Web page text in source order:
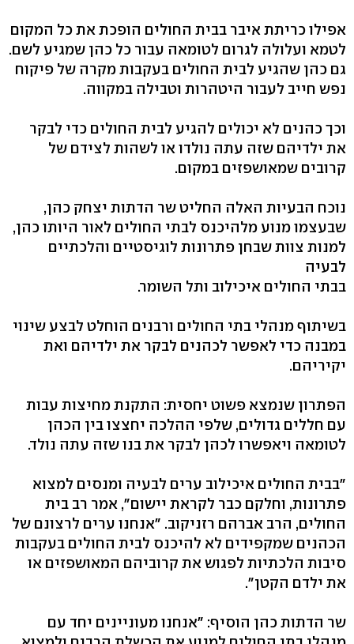
אפילו כריתת איבר בבית החולים הופכת את כל המקום
לטמא ועלולה לגרום לטומאה עבור כל כהן שמגיע לשם.
גם כהן שהגיע לבית החולים בעקבות מקרה של פיקוח
נפש חייב לעבור היטהרות וטבילה במקווה.
וכך כהנים לא יכולים להגיע לבית החולים כדי לבקר
את ילדיהם שזה עתה נולדו או לשהות לצידם של
קרובים שמאושפזים במקום.
נוכח הבעיות האלה החליט שר הדתות יצחק כהן,
שבעצמו מנוע מלהיכנס לבתי החולים לאור היותו כהן,
למנות צוות שבחן פתרונות לוגיסטיים והלכתיים
לבעיה
בבתי החולים איכילוב ותל השומר.
בשיתוף מנהלי בתי החולים ורבנים הוחלט לבצע שינוי
במבנה כדי לאפשר לכהנים לבקר את ילדיהם ואת
יקיריהם.
הפתרון שנמצא פשוט יחסית: התקנת מחיצות עבות
עם חללים גדולים, שלפי ההלכה יחצצו בין הכהן
לטומאה ויאפשרו לכהן לבקר את בנו שזה עתה נולד.
"בבית החולים איכילוב ערים לבעיה ומנסים למצוא
פתרונות, וחלקם כבר לקראת יישום‭,"‬ אמר רב בית
החולים, הרב אברהם רזניקוב. "אנחנו ערים לרצונם של
הכהנים שמקפידים לא להיכנס לבית החולים בעקבות
סיבות הלכתיות לפגוש את קרוביהם המאושפזים או
את ילדם הקטן‭."‬
שר הדתות כהן הוסיף: "אנחנו מעוניינים יחד עם